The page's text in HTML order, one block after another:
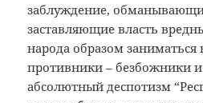
заблуждение,
заставляющие власть
народа образом
противники – безбожники
абсолютный деспотизм